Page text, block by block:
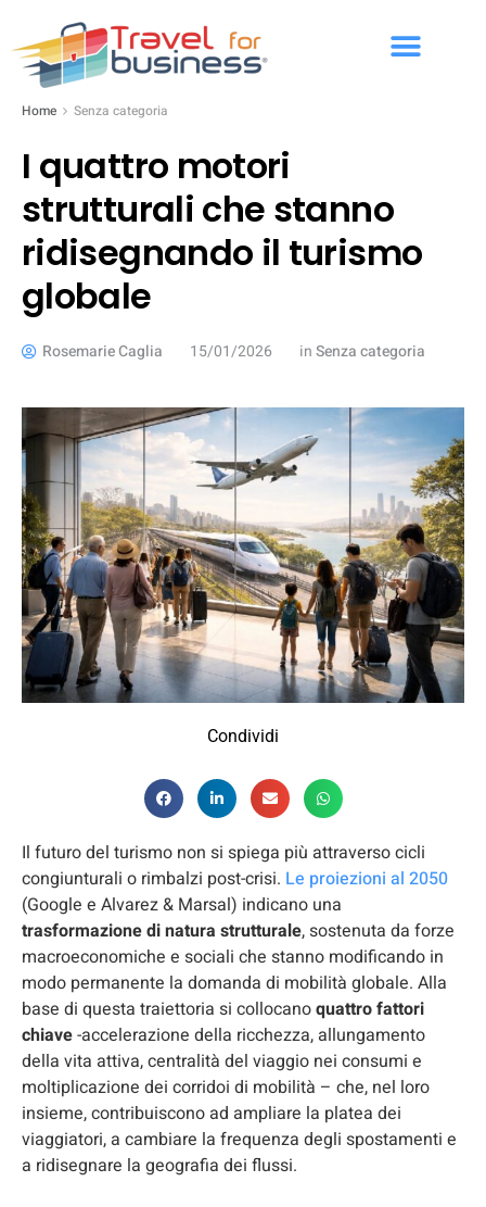
Home Senza categoria
I quattro motori
strutturali che stanno
ridisegnando il turismo
globale
Rosemarie Caglia 15/01/2026 inSenza categoria
Condividi
Il futuro del turismo non si spiega più attraverso cicli
congiunturali o rimbalzi post-crisi. Le proiezioni al 2050
(Google e Alvarez & Marsal) indicano una
trasformazione di natura strutturale, sostenuta da forze
macroeconomiche e sociali che stanno modificando in
modo permanente la domanda di mobilità globale. Alla
base di questa traiettoria si collocanoquattro fattori
chiave-accelerazione della ricchezza, allungamento
della vita attiva, centralità del viaggio nei consumi e
moltiplicazione dei corridoi di mobilità – che, nel loro
insieme, contribuiscono ad ampliare la platea dei
viaggiatori, a cambiare la frequenza degli spostamenti e
a ridisegnare la geografia dei flussi.